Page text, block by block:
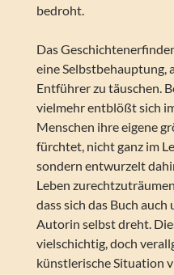
bedroht.
Das
eine Selbstbehauptung,
Entführer zu täuschen.
vielmehr entblößt sich
Menschen ihre eigene
fürchtet, nicht ganz im
sondern entwurzelt
Leben
dass sich das Buch
Autorin selbst dreht.
vielschichtig, doch
künstlerische Situation